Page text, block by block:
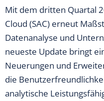
Mit dem dritten Quartal
Cloud (SAC) erneut
Datenanalyse und
neueste Update bringt
Neuerungen und
die
analytische